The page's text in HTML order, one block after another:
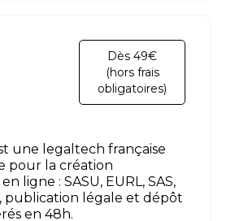
Dès 49€
(hors frais
obligatoires)
une legaltech française
pour la création
ligne : SASU, EURL, SAS,
publication légale et dépôt
en 48h.